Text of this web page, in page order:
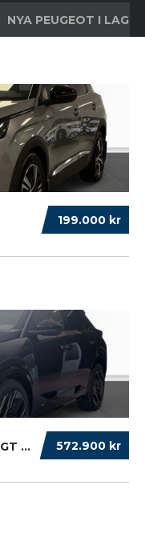
NYA PEUGEOT I LAGER
199.000 kr
572.900 kr
PEUGEOT E-3008 DUAL MOTOR GT ULTIMAT 4× ...